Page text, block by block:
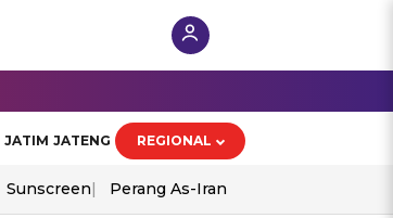
JATIM JATENG REGIONAL
Sunscreen Perang As-Iran